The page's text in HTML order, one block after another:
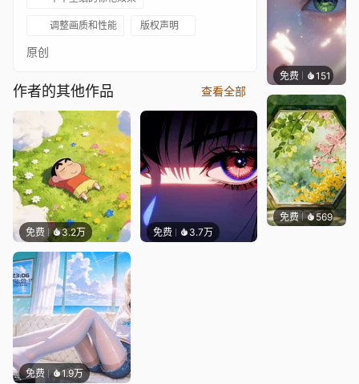
调整画质和性能 版权声明
原创
作者的其他作品 查看全部
免费 3.2万 免费 3.7万
免费 1.9万
免费 151星梦
免费 569渔小小